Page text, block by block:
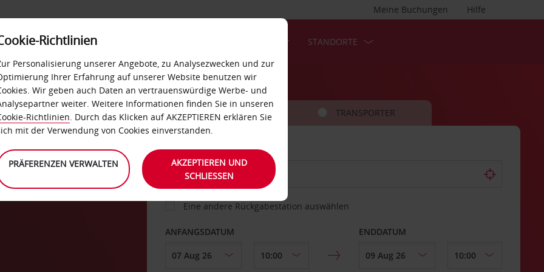
Hilfe
Meine Buchungen
SELF-SERVICES STANDORTE
FAHRZEUG TRANSPORTER
ABHOLEN VON
Eine andere Rückgabestation auswählen
ANFANGSDATUM ENDDATUM
Richtlinien
Personalisierung unserer Angebote, zu Analysezwecken und zur
Ihrer Erfahrung auf unserer Website benutzen wir
Wir geben auch Daten an vertrauenswürdige Werbe- und
weiter. Weitere Informationen finden Sie in unseren
Richtlinien. Durch das Klicken auf AKZEPTIEREN erklären Sie
mit der Verwendung von Cookies einverstanden.
PRÄFERENZEN VERWALTEN
AKZEPTIEREN UND
SCHLIESSEN